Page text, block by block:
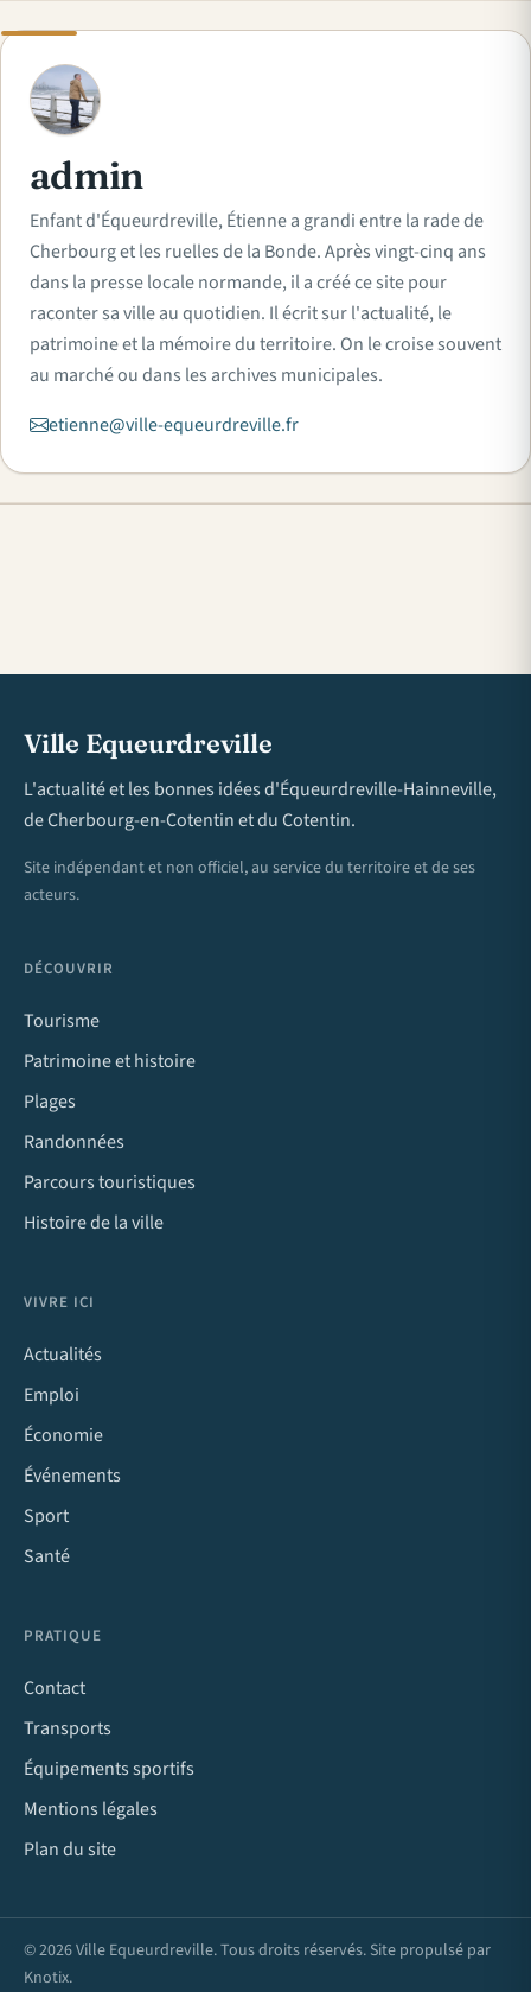
A
admin
Enfant d'Équeurdreville, Étienne a grandi entre la rade de
Cherbourg et les ruelles de la Bonde. Après vingt-cinq ans
dans la presse locale normande, il a créé ce site pour
raconter sa ville au quotidien. Il écrit sur l'actualité, le
patrimoine et la mémoire du territoire. On le croise souvent
au marché ou dans les archives municipales.
etienne@ville-equeurdreville.fr
Ville Equeurdreville
L'actualité et les bonnes idées d'Équeurdreville-Hainneville,
de Cherbourg-en-Cotentin et du Cotentin.
Site indépendant et non officiel, au service du territoire et de ses
acteurs.
DÉCOUVRIR
Tourisme
Patrimoine et histoire
Plages
Randonnées
Parcours touristiques
Histoire de la ville
VIVRE ICI
Actualités
Emploi
Économie
Événements
Sport
Santé
PRATIQUE
Contact
Transports
Équipements sportifs
Mentions légales
Plan du site
© 2026 Ville Equeurdreville. Tous droits réservés. Site propulsé par
Knotix.